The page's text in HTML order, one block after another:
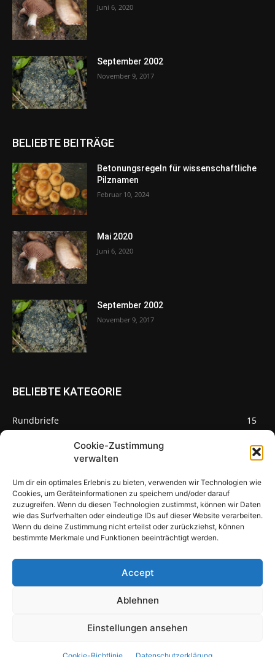
Cookie-Zustimmung
verwalten
Um dir ein optimales Erlebnis zu bieten, verwenden wir Technologien wie
Cookies, um Geräteinformationen zu speichern und/oder darauf
zuzugreifen. Wenn du diesen Technologien zustimmst, können wir Daten
wie das Surfverhalten oder eindeutige IDs auf dieser Website verarbeiten.
Wenn du deine Zustimmung nicht erteilst oder zurückziehst, können
bestimmte Merkmale und Funktionen beeinträchtigt werden.
Accept
Ablehnen
Einstellungen ansehen
Juni 6, 2020
September 2002
November 9, 2017
BELIEBTE BEITRÄGE
Betonungsregeln für wissenschaftliche
Pilznamen
Februar 10, 2024
Mai 2020
Juni 6, 2020
September 2002
November 9, 2017
BELIEBTE KATEGORIE
Rundbriefe
15
Pilzseite
Seltene Pilze aus Mainfranken und
Deutschland
© Newspaper WordPress Theme by TagDiv